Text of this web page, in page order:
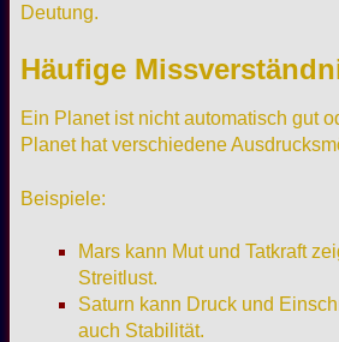
Deutung.
Häufige
Ein Planet ist nicht automatisch gut
Planet hat verschiedene
Beispiele:
Mars kann Mut und Tatkraft
Streitlust.
Saturn kann Druck und
auch Stabilität.